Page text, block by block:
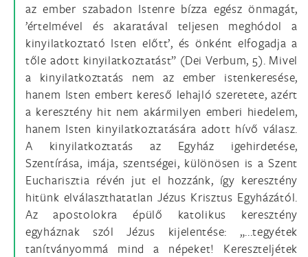
az ember szabadon Istenre bízza egész önmagát,
’értelmével és akaratával teljesen meghódol a
kinyilatkoztató Isten előtt’, és önként elfogadja a
tőle adott kinyilatkoztatást” (Dei Verbum, 5). Mivel
a kinyilatkoztatás nem az ember istenkeresése,
hanem Isten embert kereső lehajló szeretete, azért
a keresztény hit nem akármilyen emberi hiedelem,
hanem Isten kinyilatkoztatására adott hívő válasz.
A kinyilatkoztatás az Egyház igehirdetése,
Szentírása, imája, szentségei, különösen is a Szent
Eucharisztia révén jut el hozzánk, így keresztény
hitünk elválaszthatatlan Jézus Krisztus Egyházától.
Az apostolokra épülő katolikus keresztény
egyháznak szól Jézus kijelentése: „...tegyétek
tanítványommá mind a népeket! Kereszteljétek